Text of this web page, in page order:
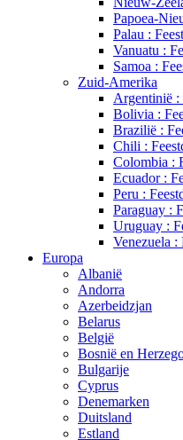
Papoea-
Palau :
Vanuatu :
Samoa :
Zuid-Amerika
Argentinië :
Bolivia :
Brazilië :
Chili :
Colombia :
Ecuador :
Peru :
Paraguay :
Uruguay :
Venezuela :
Europa
Albanië
Andorra
Azerbeidzjan
Belarus
België
Bosnië en
Bulgarije
Cyprus
Denemarken
Duitsland
Estland